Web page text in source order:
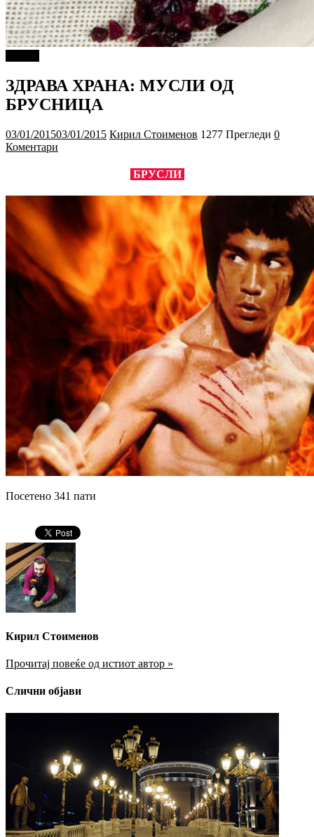
ЗДРАВА ХРАНА: МУСЛИ ОД
БРУСНИЦА
03/01/201503/01/2015 Кирил Стоименов 1277 Прегледи 0
Коментари
БРУСЛИ
Посетено 341 пати
Кирил Стоименов
Прочитај повеќе од истиот автор »
Слични објави